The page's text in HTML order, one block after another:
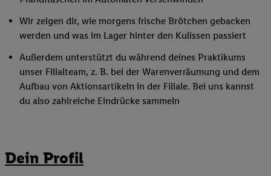
Wir zeigen dir, wie morgens frische Brötchen gebacken
werden und was im Lager hinter den Kulissen passiert
Außerdem unterstützt du während deines Praktikums
unser Filialteam, z. B. bei der Warenverräumung und dem
Aufbau von Aktionsartikeln in der Filiale. Bei uns kannst
du also zahlreiche Eindrücke sammeln
Dein Profil